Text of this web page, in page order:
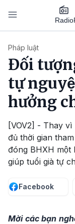
Nhảy đến nội dung
Radio
Pháp luật
Đối
tự
hưởng
[VOV2] - Thay
đủ thời gian
đóng BHXH một
giúp tuổi già tự
Facebook
Mời các bạn